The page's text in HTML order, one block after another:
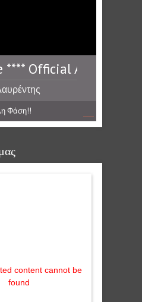
**** Official Audio
Φάση!!
content cannot be
found